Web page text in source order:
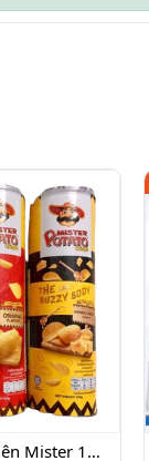
K.tây chiên tự nhiên Mister 100g